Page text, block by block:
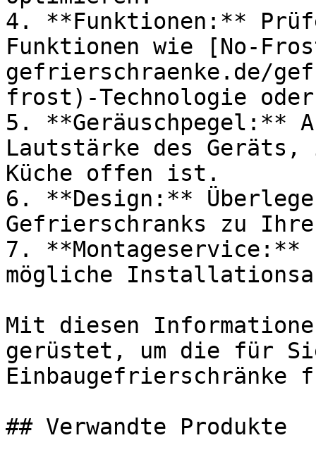
4. **Funktionen:**
Funktionen wie [No-
gefrierschraenke.de/
frost)-Technologie
5. **Geräuschpegel:**
Lautstärke des Geräts,
Küche offen ist.
6. **Design:**
Gefrierschranks zu
7.
mögliche
Mit diesen
gerüstet, um die für
## Verwandte Produkte